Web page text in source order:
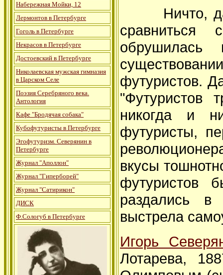
Набережная Мойки, 12
Лермонтов в Петербурге
Гоголь в Петербурге
Некрасов в Петербурге
Достоевский в Петербурге
Николаевская мужская гимназия
в Царском Селе
Поэзия Серебряного века.
Антология
Кафе "Бродячая собака"
Кубофутуристы в Петербурге
Эгофутуризм. Северянин в
Петербурге
Журнал "Аполлон"
Журнал "Гиперборей"
Журнал "Сатирикон"
ДИСК
Ф.Сологуб в Петербурге
Ничто,
сравниться
футуристов.
"Футуристов
никогда и
футуристы,
вкусы
футуристов
раздались в
выстрела
Игорь
Лотарева,